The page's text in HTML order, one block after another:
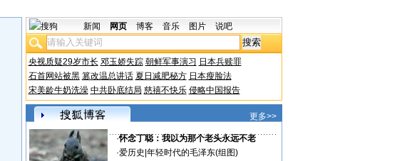
新闻 网页 博客 音乐 图片 说吧
央视质疑29岁市长 邓玉娇失踪 朝鲜军事演习 日本兵赎罪
石首网站被黑 篡改温总讲话 夏日减肥秘方 日本瘦脸法
宋美龄牛奶洗澡 中共卧底结局 慈禧不快乐 侵略中国报告
更多>>
·怀念丁聪：我以为那个老头永远不老
·爱历史 年轻时代的毛泽东(组图)